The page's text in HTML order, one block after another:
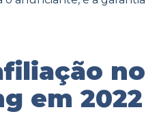
em 2022